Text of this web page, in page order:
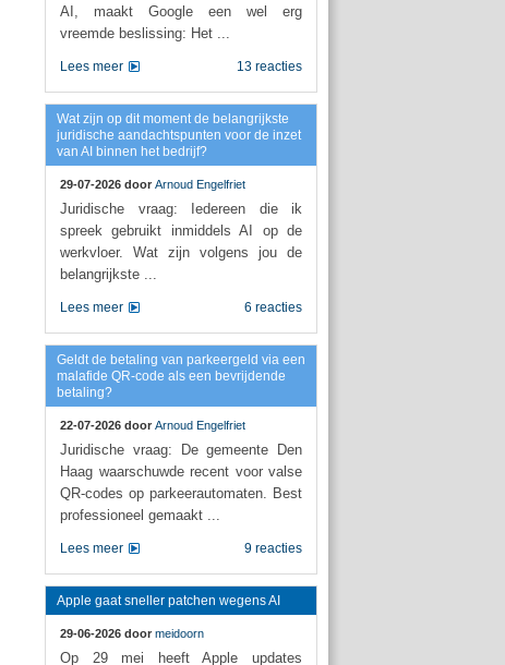
AI, maakt Google een wel erg
vreemde beslissing: Het ...
13 reacties
Lees meer
Wat zijn op dit moment de belangrijkste
juridische aandachtspunten voor de inzet
van AI binnen het bedrijf?
29-07-2026 door Arnoud Engelfriet
Juridische vraag: Iedereen die ik
spreek gebruikt inmiddels AI op de
werkvloer. Wat zijn volgens jou de
belangrijkste ...
6 reacties
Lees meer
Geldt de betaling van parkeergeld via een
malafide QR-code als een bevrijdende
betaling?
22-07-2026 door Arnoud Engelfriet
Juridische vraag: De gemeente Den
Haag waarschuwde recent voor valse
QR-codes op parkeerautomaten. Best
professioneel gemaakt ...
9 reacties
Lees meer
Apple gaat sneller patchen wegens AI
29-06-2026 door meidoorn
Op 29 mei heeft Apple updates